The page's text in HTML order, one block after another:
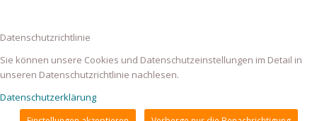
Datenschutzrichtlinie
Sie können unsere Cookies und Datenschutzeinstellungen im Detail in
unseren Datenschutzrichtlinie nachlesen.
Datenschutzerklärung